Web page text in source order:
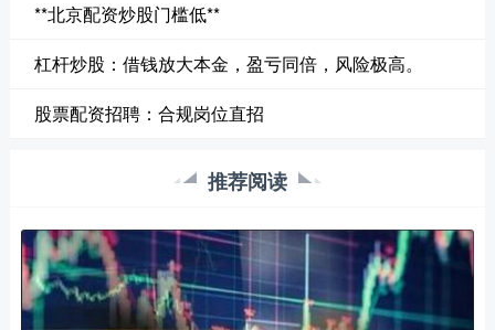
**北京配资炒股门槛低**
杠杆炒股：借钱放大本金，盈亏同倍，风险极高。
股票配资招聘：合规岗位直招
推荐阅读